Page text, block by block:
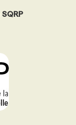
SQRP